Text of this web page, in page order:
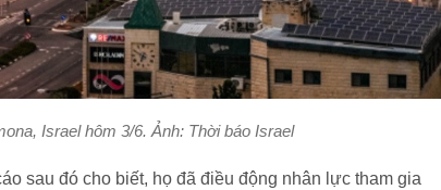
Israel hôm 3/6. Ảnh: Thời báo Israel
sau đó cho biết, họ đã điều động nhân lực tham gia